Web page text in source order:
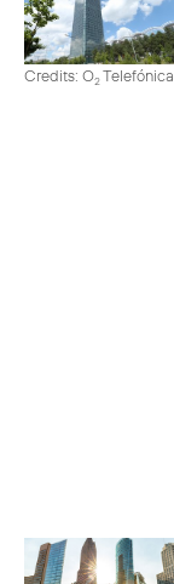
Credits: O2Telefónica